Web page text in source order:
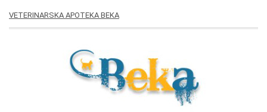
VETERINARSKA APOTEKA BEKA